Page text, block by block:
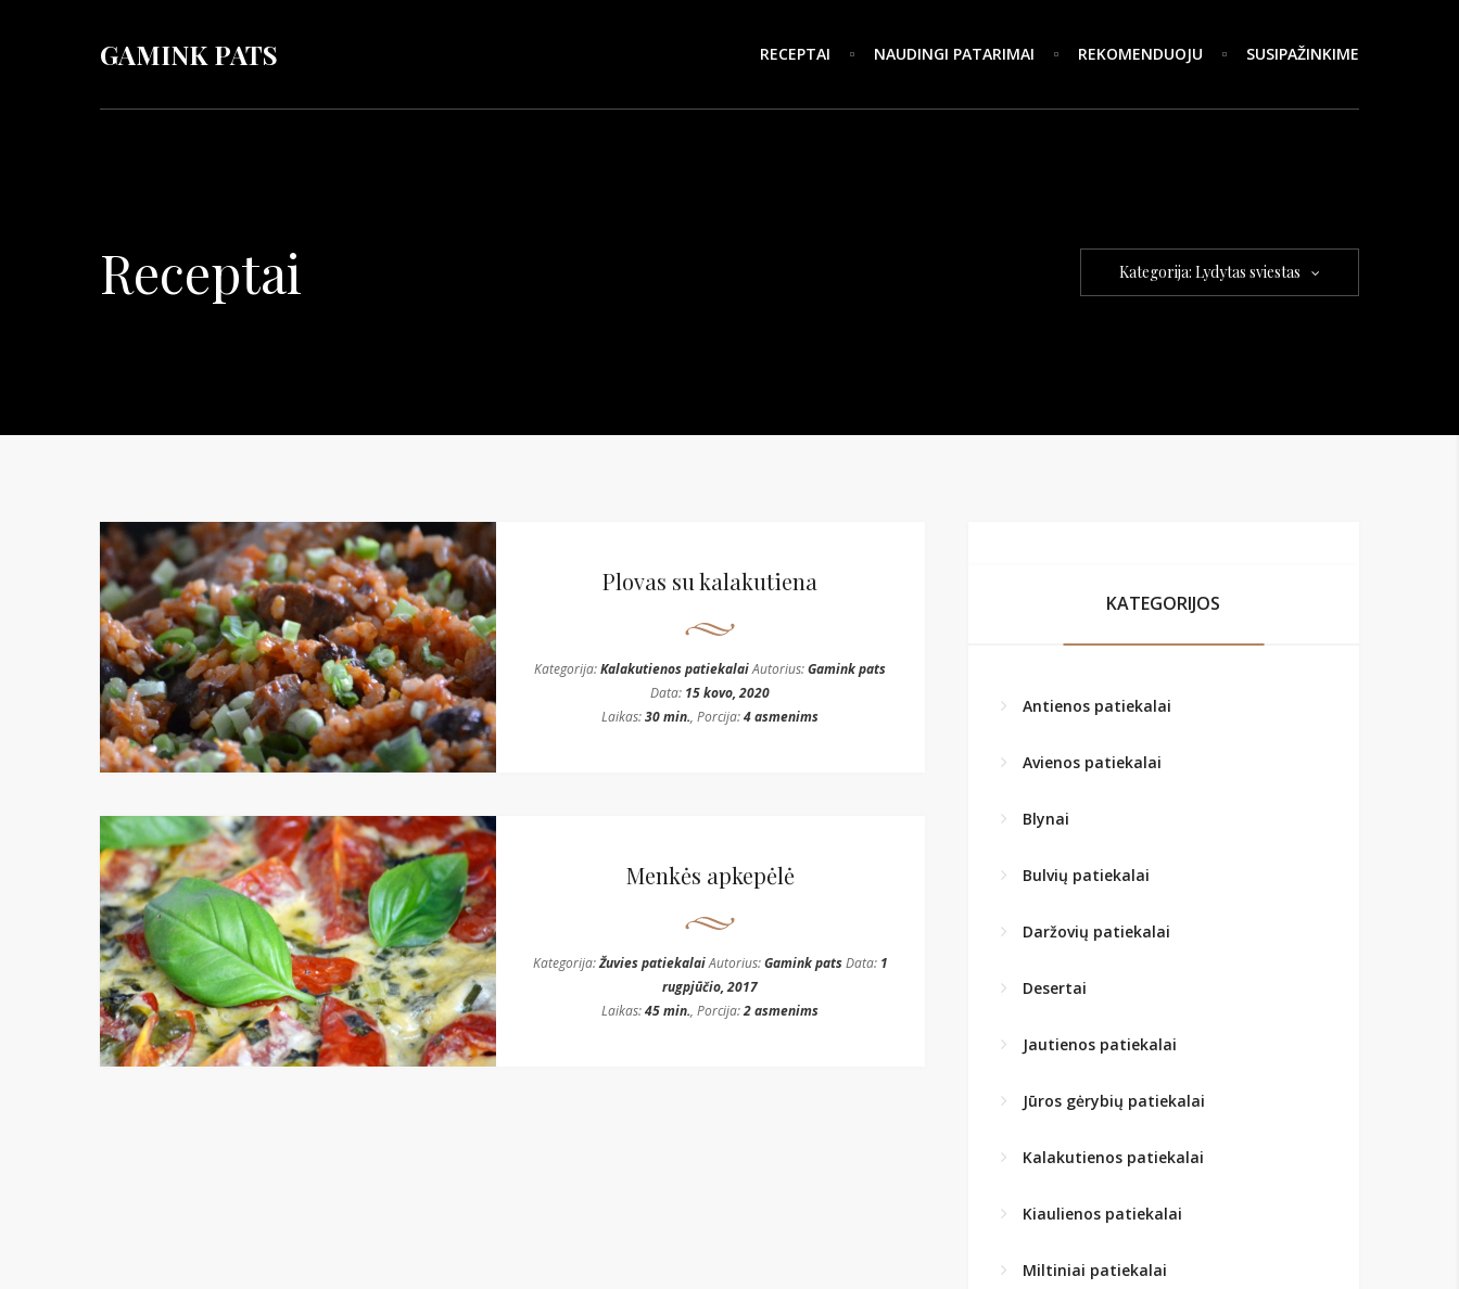
GAMINK PATS RECEPTAI NAUDINGI PATARIMAI REKOMENDUOJU SUSIPAŽINKIME
Receptai Kategorija: Lydytas sviestas
Plovas su kalakutiena
Kategorija:Kalakutienos patiekalaiAutorius:Gamink pats
Data: 15 kovo, 2020
Laikas:30 min., Porcija:4 asmenims
Menkės apkepėlė
Kategorija:Žuvies patiekalaiAutorius:Gamink patsData: 1
rugpjūčio, 2017
Laikas:45 min., Porcija:2 asmenims
KATEGORIJOS
Antienos patiekalai
Avienos patiekalai
Blynai
Bulvių patiekalai
Daržovių patiekalai
Desertai
Jautienos patiekalai
Jūros gėrybių patiekalai
Kalakutienos patiekalai
Kiaulienos patiekalai
Miltiniai patiekalai